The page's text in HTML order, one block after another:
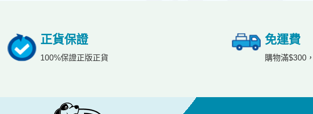
正貨保證
100%保證正版正貨
免運費
購物滿$300